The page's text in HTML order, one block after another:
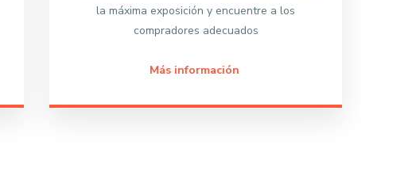
la máxima exposición y encuentre a los
compradores adecuados
Más información